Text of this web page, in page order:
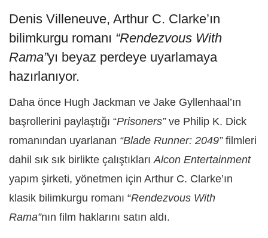
Denis Villeneuve, Arthur C. Clarke’ın
bilimkurgu romanı “Rendezvous With
Rama”yı beyaz perdeye uyarlamaya
hazırlanıyor.
Daha önce Hugh Jackman ve Jake Gyllenhaal’ın
başrollerini paylaştığı “Prisoners” ve Philip K. Dick
romanından uyarlanan “Blade Runner: 2049”filmleri
dahil sık sık birlikte çalıştıkları Alcon Entertainment
yapım şirketi, yönetmen için Arthur C. Clarke’ın
klasik bilimkurgu romanı “Rendezvous With
Rama”nın film haklarını satın aldı.